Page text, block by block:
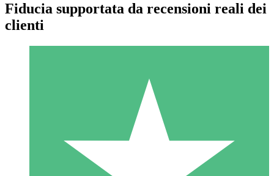
Pacchetti di Crediti Individuali
Paga a consumo con crediti di download. Nessun impegno
Fiducia supportata da recensioni reali dei
clienti